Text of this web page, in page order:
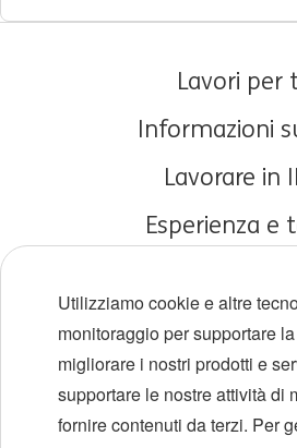
Lavori per
Informazioni
Lavorare in
Esperienza e
Diversità e
Sedi
Eventi
Utilizziamo cookie e altre
monitoraggio per supportare
migliorare i nostri prodotti e
supportare le nostre attività di
fornire contenuti da terzi. Per